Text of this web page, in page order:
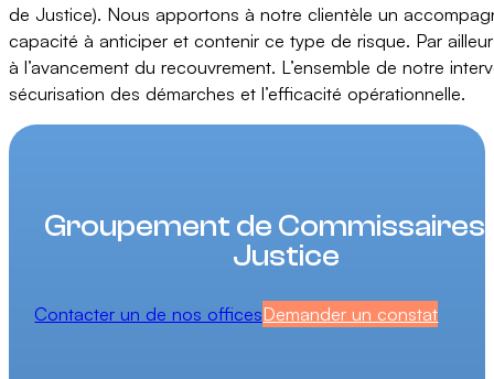
de Justice). Nous apportons à notre clientèle un
capacité à anticiper et contenir ce type de risque. Par
à l’avancement du recouvrement. L’ensemble de notre
sécurisation des démarches et l’efficacité opérationnelle.
Groupement de Commissaires
Justice
Contacter un de nos officesDemander un constat